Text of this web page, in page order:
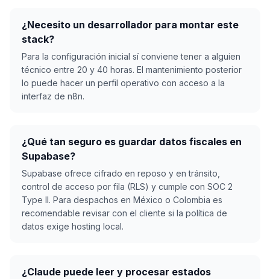
¿Necesito un desarrollador para montar este
stack?
Para la configuración inicial sí conviene tener a alguien
técnico entre 20 y 40 horas. El mantenimiento posterior
lo puede hacer un perfil operativo con acceso a la
interfaz de n8n.
¿Qué tan seguro es guardar datos fiscales en
Supabase?
Supabase ofrece cifrado en reposo y en tránsito,
control de acceso por fila (RLS) y cumple con SOC 2
Type II. Para despachos en México o Colombia es
recomendable revisar con el cliente si la política de
datos exige hosting local.
¿Claude puede leer y procesar estados